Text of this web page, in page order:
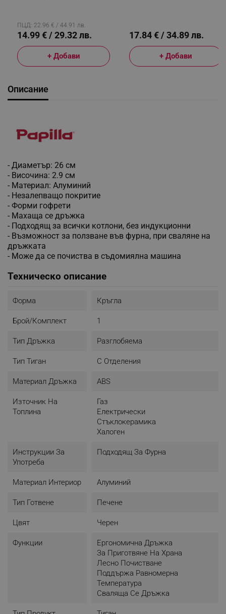
ПЦД: 22.96 € / 44.91 лв.
14.99 € / 29.32 лв.
+ Добави
17.84 € / 34.89 лв.
+ Добави
Описание
- Диаметър: 26 см
- Височина: 2.9 см
- Материал: Алуминий
- Незалепващо покритие
- Форми гофрети
- Махаща се дръжка
- Подходящ за всички котлони, без индукционни
- Възможност за ползване във фурна, при сваляне на
дръжката
- Може да се почиства в съдомиялна машина
Техническо описание
Форма Кръгла
Брой/комплект 1
Тип Дръжка Разглобяема
Тип Тиган С Отделения
Материал Дръжка ABS
Източник На
Топлина
Газ
Електрически
Стъклокерамика
Халоген
Инструкции За
Употреба
Подходящ За Фурна
Материал Интериор Алуминий
Тип Готвене Печене
Цвят Черен
Функции
Ергономична Дръжка
За Приготвяне На Храна
Лесно Почистване
Поддържа Равномерна
Температура
Сваляща Се Дръжка